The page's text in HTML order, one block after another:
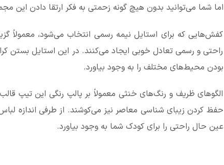
اما شما می‌توانید بدون هیچ گونه زحمتی به فکر ارتقا دادن این
کفش‌هایی که برای استایل نیمه رسمی انتخاب می‌شود، معمولاً
راحتی و رسمی تعادل خوبی ایجاد می‌کنند. در این استایل بستن
بودن محیط‌های مختلف را به وجود بیاورد.
الگوهای ظریف و رنگ‌های خنثی معمولاً بر پالپ رنگی این تیپ
حفظ کردن زیبای شناسی معاصر نیز می‌کوشند. از طرفی اندازه
عین حال راحتی را برای کودک شما به وجود بیاورد.